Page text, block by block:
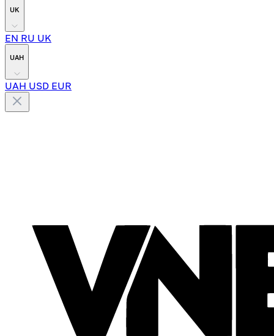
UK
EN RU UK
UAH
UAH USD EUR